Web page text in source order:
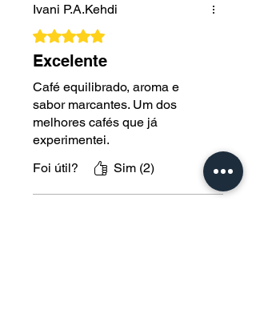
Ivani P.A.Kehdi
Rated 5 out of 5 stars.
Excelente
Café equilibrado, aroma e
sabor marcantes. Um dos
melhores cafés que já
experimentei.
Foi útil?
Sim (2)